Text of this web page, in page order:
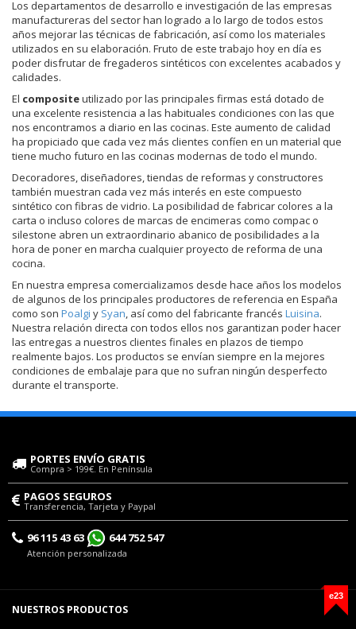
Los departamentos de desarrollo e investigación de las empresas
manufactureras del sector han logrado a lo largo de todos estos
años mejorar las técnicas de fabricación, así como los materiales
utilizados en su elaboración. Fruto de este trabajo hoy en día es
poder disfrutar de fregaderos sintéticos con excelentes acabados y
calidades.
El compositeutilizado por las principales firmas está dotado de
una excelente resistencia a las habituales condiciones con las que
nos encontramos a diario en las cocinas. Este aumento de calidad
ha propiciado que cada vez más clientes confíen en un material que
tiene mucho futuro en las cocinas modernas de todo el mundo.
Decoradores, diseñadores, tiendas de reformas y constructores
también muestran cada vez más interés en este compuesto
sintético con fibras de vidrio. La posibilidad de fabricar colores a la
carta o incluso colores de marcas de encimeras como compac o
silestone abren un extraordinario abanico de posibilidades a la
hora de poner en marcha cualquier proyecto de reforma de una
cocina.
En nuestra empresa comercializamos desde hace años los modelos
de algunos de los principales productores de referencia en España
como son Poalgi y Syan , así como del fabricante francés Luisina.
Nuestra relación directa con todos ellos nos garantizan poder hacer
las entregas a nuestros clientes finales en plazos de tiempo
realmente bajos. Los productos se envían siempre en la mejores
condiciones de embalaje para que no sufran ningún desperfecto
durante el transporte.
PORTES ENVÍO GRATIS
Compra > 199€. En Península
PAGOS SEGUROS
Transferencia, Tarjeta y Paypal
96 115 43 63 644 752 547
Atención personalizada
e23
NUESTROS PRODUCTOS